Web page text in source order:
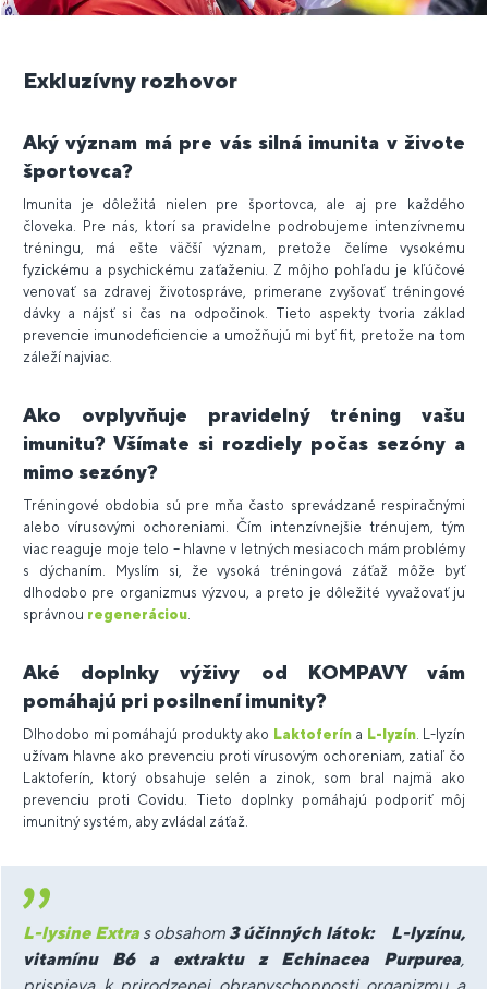
Exkluzívny rozhovor
Aký význam má pre vás silná imunita v živote
športovca?
Imunita je dôležitá nielen pre športovca, ale aj pre každého
človeka. Pre nás, ktorí sa pravidelne podrobujeme intenzívnemu
tréningu, má ešte väčší význam, pretože čelíme vysokému
fyzickému a psychickému zaťaženiu. Z môjho pohľadu je kľúčové
venovať sa zdravej životospráve, primerane zvyšovať tréningové
dávky a nájsť si čas na odpočinok. Tieto aspekty tvoria základ
prevencie imunodeficiencie a umožňujú mi byť fit, pretože na tom
záleží najviac.
Ako ovplyvňuje pravidelný tréning vašu
imunitu? Všímate si rozdiely počas sezóny a
mimo sezóny?
Tréningové obdobia sú pre mňa často sprevádzané respiračnými
alebo vírusovými ochoreniami. Čím intenzívnejšie trénujem, tým
viac reaguje moje telo – hlavne v letných mesiacoch mám problémy
s dýchaním. Myslím si, že vysoká tréningová záťaž môže byť
dlhodobo pre organizmus výzvou, a preto je dôležité vyvažovať ju
správnou regeneráciou
Aké doplnky výživy od KOMPAVY vám
pomáhajú pri posilnení imunity?
Dlhodobo mi pomáhajú produkty ako Laktoferína L-lyzín. L-lyzín
užívam hlavne ako prevenciu proti vírusovým ochoreniam, zatiaľ čo
Laktoferín, ktorý obsahuje selén a zinok, som bral najmä ako
prevenciu proti Covidu. Tieto doplnky pomáhajú podporiť môj
imunitný systém, aby zvládal záťaž.
L-lysine Extra s obsahom3 účinných látok: L-lyzínu,
vitamínu B6 a extraktu z Echinacea Purpurea,